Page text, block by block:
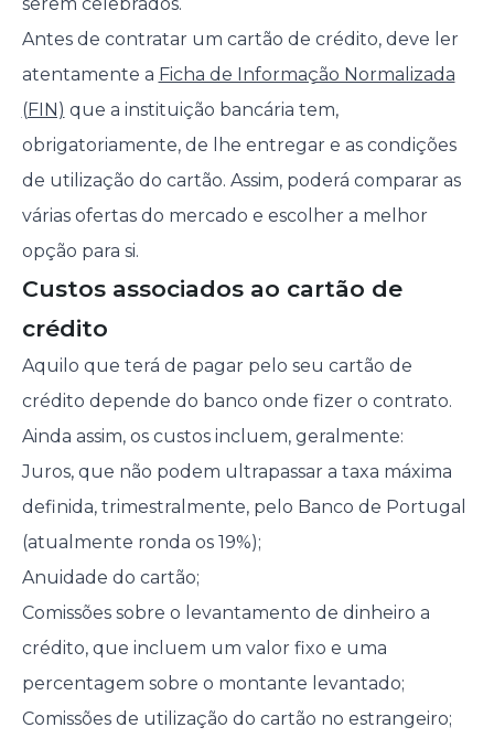
Antes de contratar um cartão de crédito, deve ler
atentamente a Ficha de Informação Normalizada
(FIN) que a instituição bancária tem,
obrigatoriamente, de lhe entregar e as condições
de utilização do cartão. Assim, poderá comparar as
várias ofertas do mercado e escolher a melhor
opção para si.
Custos associados ao cartão de
crédito
Aquilo que terá de pagar pelo seu cartão de
crédito depende do banco onde fizer o contrato.
Ainda assim, os custos incluem, geralmente:
Juros, que não podem ultrapassar a taxa máxima
definida, trimestralmente, pelo Banco de Portugal
(atualmente ronda os 19%);
Anuidade do cartão;
Comissões sobre o levantamento de dinheiro a
crédito, que incluem um valor fixo e uma
percentagem sobre o montante levantado;
Comissões de utilização do cartão no estrangeiro;